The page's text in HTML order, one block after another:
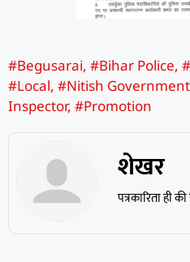
#Begusarai, #Bihar Police,
#Local, #Nitish Government
Inspector, #Promotion
शेखर
पत्रकारिता ही